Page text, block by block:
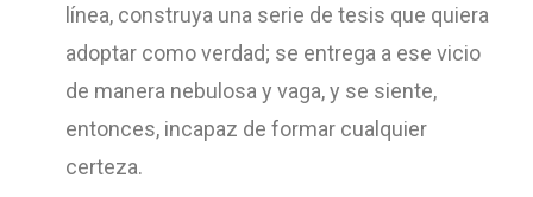
línea, construya una serie de tesis que quiera
adoptar como verdad; se entrega a ese vicio
de manera nebulosa y vaga, y se siente,
entonces, incapaz de formar cualquier
certeza.